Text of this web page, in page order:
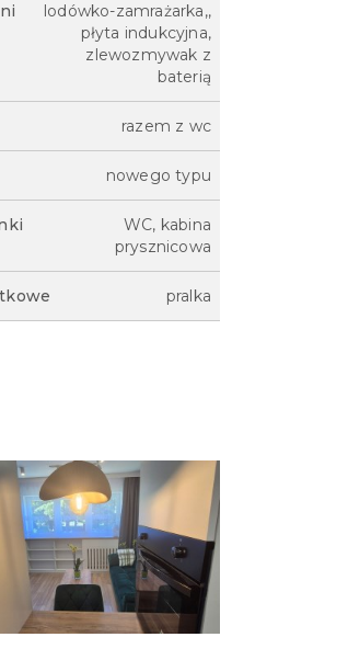
lodówko-zamrażarka,,
płyta indukcyjna,
zlewozmywak z
baterią
razem z wc
nowego typu
WC, kabina
prysznicowa
pralka